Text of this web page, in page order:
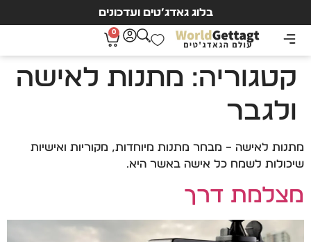
בלוג גאדג’טים ועדכונים
0
קטגוריה: מתנות לאישה
ולגבר
מתנות לאישה – מבחר מתנות מיוחדות, מקוריות ואישיות
שיכולות לשמח כל אישה באשר היא.
מצלמת דרך